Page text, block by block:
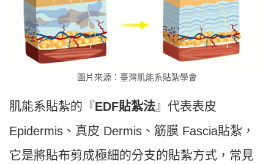
圖片來源：臺灣肌能系貼紮學會
肌能系貼紮的『EDF貼紮法』代表表皮
Epidermis、真皮 Dermis、筋膜 Fascia貼紮，
它是將貼布剪成極細的分支的貼紮方式，常見